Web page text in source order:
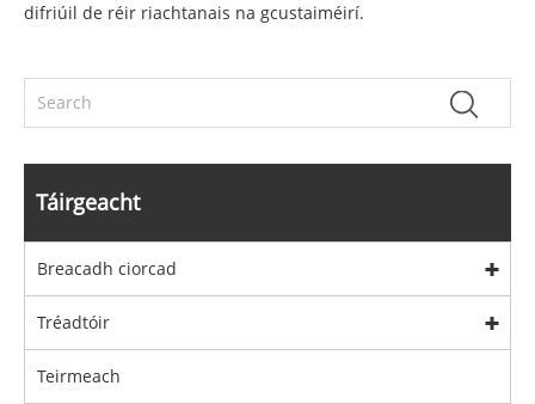
difriúil de réir riachtanais na gcustaiméirí.
Táirgeacht
Breacadh ciorcad
Tréadtóir
Teirmeach